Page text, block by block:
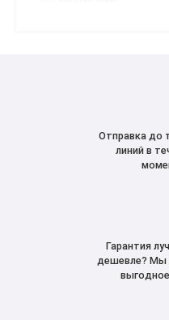
Отправка до
линий в
Гарантия
дешевле? Мы